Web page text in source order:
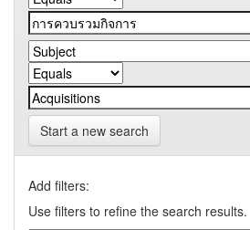
Start a new search
Add filters:
Use filters to refine the search results.